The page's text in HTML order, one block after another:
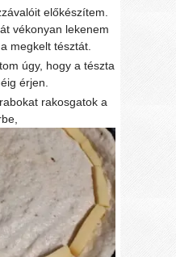
előkészítem.
vékonyan lekenem
megkelt tésztát.
úgy, hogy a tészta
érjen.
rakosgatok a